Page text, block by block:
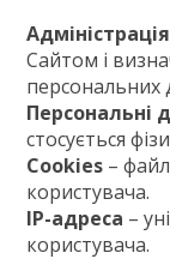
Сайтом і
персональних
Персональні
стосується
Cookies –
користувача.
IP-адреса –
користувача.